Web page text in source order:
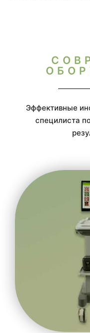
Эффективные
специлиста